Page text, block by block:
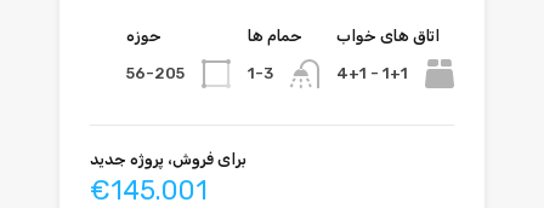
اتاق های خواب
1+1 - 4+1
حمام ها
1-3
حوزه
56-205
برای فروش، پروژه جدید
€145.001